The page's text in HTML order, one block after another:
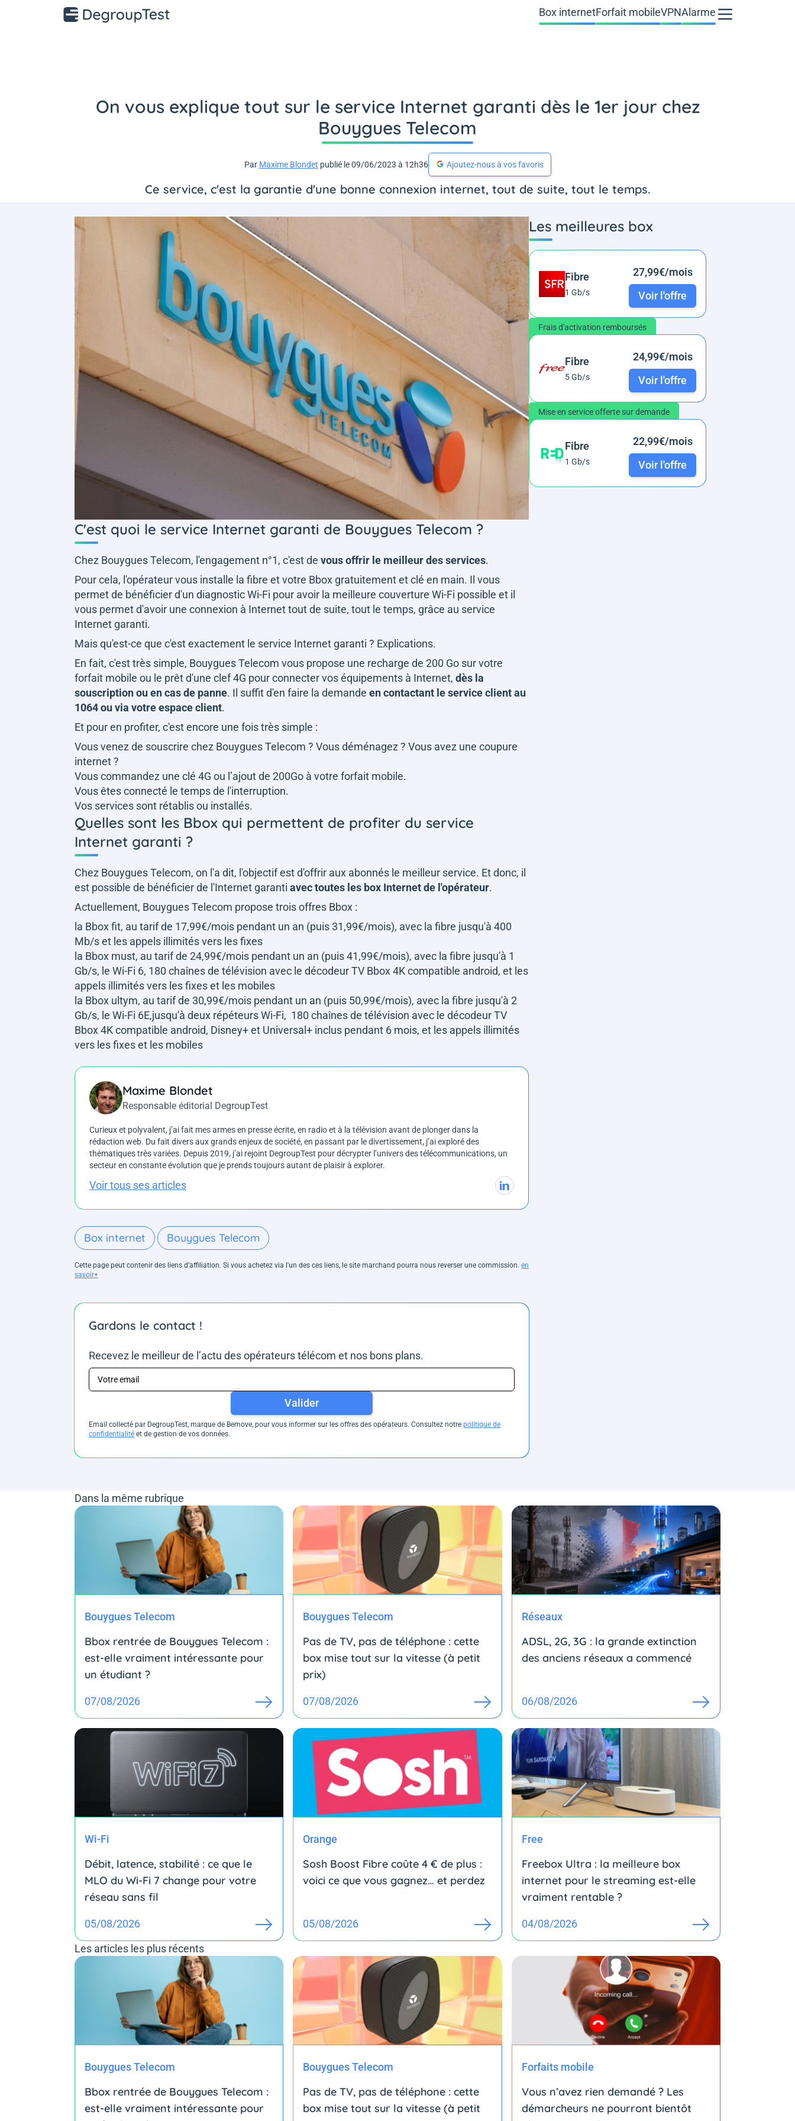
Box internetForfait mobileVPNAlarme
On vous explique tout sur le service Internet garanti dès le 1er jour chez
Bouygues Telecom
Par Maxime Blondet publié le 09/06/2023 à 12h36 Ajoutez-nous à vos favoris
Ce service, c'est la garantie d'une bonne connexion internet, tout de suite, tout le temps.
C'est quoi le service Internet garanti de Bouygues Telecom ?
Chez Bouygues Telecom, l'engagement n°1, c'est de vous offrir le meilleur des services.
Pour cela, l'opérateur vous installe la fibre et votre Bbox gratuitement et clé en main. Il vous
permet de bénéficier d'un diagnostic Wi-Fi pour avoir la meilleure couverture Wi-Fi possible et il
vous permet d'avoir une connexion à Internet tout de suite, tout le temps, grâce au service
Internet garanti.
Mais qu'est-ce que c'est exactement le service Internet garanti ? Explications.
En fait, c'est très simple, Bouygues Telecom vous propose une recharge de 200 Go sur votre
forfait mobile ou le prêt d'une clef 4G pour connecter vos équipements à Internet, dès la
souscription ou en cas de panne. Il suffit d'en faire la demande en contactant le service client au
1064 ou via votre espace client.
Et pour en profiter, c'est encore une fois très simple :
Vous venez de souscrire chez Bouygues Telecom ? Vous déménagez ? Vous avez une coupure
internet ?
Vous commandez une clé 4G ou l’ajout de 200Go à votre forfait mobile.
Vous êtes connecté le temps de l'interruption.
Vos services sont rétablis ou installés.
Quelles sont les Bbox qui permettent de profiter du service
Internet garanti ?
Chez Bouygues Telecom, on l'a dit, l'objectif est d'offrir aux abonnés le meilleur service. Et donc, il
est possible de bénéficier de l'Internet garanti avec toutes les box Internet de l'opérateur.
Actuellement, Bouygues Telecom propose trois offres Bbox :
la Bbox fit, au tarif de 17,99€/mois pendant un an (puis 31,99€/mois), avec la fibre jusqu'à 400
Mb/s et les appels illimités vers les fixes
la Bbox must, au tarif de 24,99€/mois pendant un an (puis 41,99€/mois), avec la fibre jusqu'à 1
Gb/s, le Wi-Fi 6, 180 chaînes de télévision avec le décodeur TV Bbox 4K compatible android, et les
appels illimités vers les fixes et les mobiles
la Bbox ultym, au tarif de 30,99€/mois pendant un an (puis 50,99€/mois), avec la fibre jusqu'à 2
Gb/s, le Wi-Fi 6E,jusqu'à deux répéteurs Wi-Fi, 180 chaînes de télévision avec le décodeur TV
Bbox 4K compatible android, Disney+ et Universal+ inclus pendant 6 mois, et les appels illimités
vers les fixes et les mobiles
Maxime Blondet
Responsable éditorial DegroupTest
Curieux et polyvalent, j’ai fait mes armes en presse écrite, en radio et à la télévision avant de plonger dans la
rédaction web. Du fait divers aux grands enjeux de société, en passant par le divertissement, j’ai exploré des
thématiques très variées. Depuis 2019, j’ai rejoint DegroupTest pour décrypter l’univers des télécommunications, un
secteur en constante évolution que je prends toujours autant de plaisir à explorer.
Voir tous ses articles
Box internet Bouygues Telecom
Cette page peut contenir des liens d’affiliation. Si vous achetez via l'un des ces liens, le site marchand pourra nous reverser une commission. en
savoir+
Gardons le contact !
Recevez le meilleur de l’actu des opérateurs télécom et nos bons plans.
Valider
Email collecté par DegroupTest, marque de Bemove, pour vous informer sur les offres des opérateurs. Consultez notre politique de
confidentialité et de gestion de vos données.
Les meilleures box
Fibre
1 Gb/s
27,99€/mois
Voir l'offre
Frais d'activation remboursés
Fibre
5 Gb/s
24,99€/mois
Voir l'offre
Mise en service offerte sur demande
Fibre
1 Gb/s
22,99€/mois
Voir l'offre
Dans la même rubrique
Bouygues Telecom
Bbox rentrée de Bouygues Telecom :
est-elle vraiment intéressante pour
un étudiant ?
07/08/2026
Bouygues Telecom
Pas de TV, pas de téléphone : cette
box mise tout sur la vitesse (à petit
prix)
07/08/2026
Réseaux
ADSL, 2G, 3G : la grande extinction
des anciens réseaux a commencé
06/08/2026
Wi-Fi
Débit, latence, stabilité : ce que le
MLO du Wi-Fi 7 change pour votre
réseau sans fil
05/08/2026
Orange
Sosh Boost Fibre coûte 4 € de plus :
voici ce que vous gagnez… et perdez
05/08/2026
Free
Freebox Ultra : la meilleure box
internet pour le streaming est-elle
vraiment rentable ?
04/08/2026
Les articles les plus récents
Bouygues Telecom
Bbox rentrée de Bouygues Telecom :
est-elle vraiment intéressante pour
Bouygues Telecom
Pas de TV, pas de téléphone : cette
box mise tout sur la vitesse (à petit
Forfaits mobile
Vous n’avez rien demandé ? Les
démarcheurs ne pourront bientôt